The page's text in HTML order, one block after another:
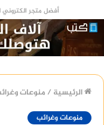
أفضل متجر الكتروني
الرئيسية / منوعات
منوعات وغرائب